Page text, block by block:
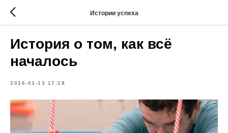
Истории успеха
История о том, как всё
началось
2026-03-13 17:18